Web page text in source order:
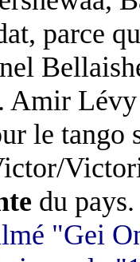
parce
Amir
le tango
du pays.
"Gei